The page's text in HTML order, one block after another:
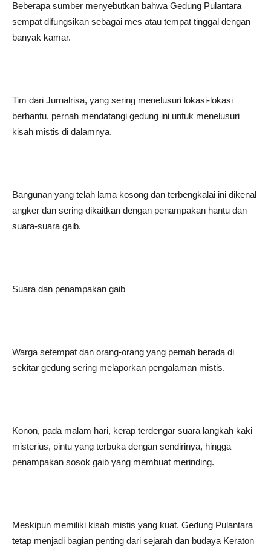
Beberapa sumber menyebutkan bahwa Gedung Pulantara
sempat difungsikan sebagai mes atau tempat tinggal dengan
banyak kamar.
Tim dari Jurnalrisa, yang sering menelusuri lokasi-lokasi
berhantu, pernah mendatangi gedung ini untuk menelusuri
kisah mistis di dalamnya.
Bangunan yang telah lama kosong dan terbengkalai ini dikenal
angker dan sering dikaitkan dengan penampakan hantu dan
suara-suara gaib.
Suara dan penampakan gaib
Warga setempat dan orang-orang yang pernah berada di
sekitar gedung sering melaporkan pengalaman mistis.
Konon, pada malam hari, kerap terdengar suara langkah kaki
misterius, pintu yang terbuka dengan sendirinya, hingga
penampakan sosok gaib yang membuat merinding.
Meskipun memiliki kisah mistis yang kuat, Gedung Pulantara
tetap menjadi bagian penting dari sejarah dan budaya Keraton